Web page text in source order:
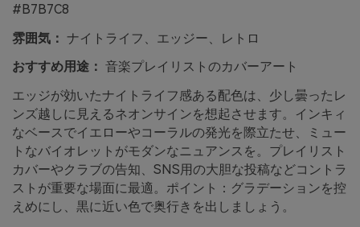
#B7B7C8
雰囲気： ナイトライフ、エッジー、レトロ
おすすめ用途： 音楽プレイリストのカバーアート
エッジが効いたナイトライフ感ある配色は、少し曇ったレ
ンズ越しに見えるネオンサインを想起させます。インキィ
なベースでイエローやコーラルの発光を際立たせ、ミュー
トなバイオレットがモダンなニュアンスを。プレイリスト
カバーやクラブの告知、SNS用の大胆な投稿などコントラ
ストが重要な場面に最適。ポイント：グラデーションを控
えめにし、黒に近い色で奥行きを出しましょう。